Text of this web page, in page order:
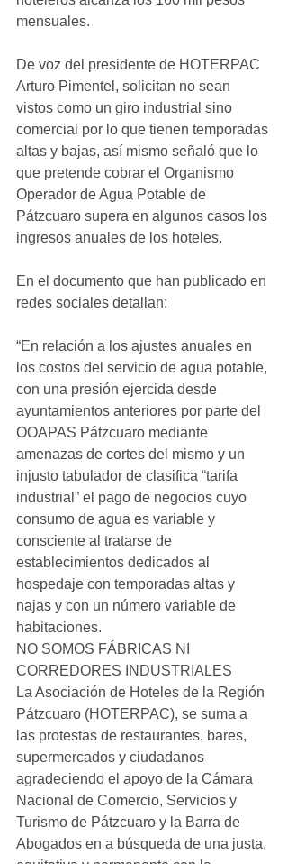
mensuales.
De voz del presidente de HOTERPAC
Arturo Pimentel, solicitan no sean
vistos como un giro industrial sino
comercial por lo que tienen temporadas
altas y bajas, así mismo señaló que lo
que pretende cobrar el Organismo
Operador de Agua Potable de
Pátzcuaro supera en algunos casos los
ingresos anuales de los hoteles.
En el documento que han publicado en
redes sociales detallan:
“En relación a los ajustes anuales en
los costos del servicio de agua potable,
con una presión ejercida desde
ayuntamientos anteriores por parte del
OOAPAS Pátzcuaro mediante
amenazas de cortes del mismo y un
injusto tabulador de clasifica “tarifa
industrial” el pago de negocios cuyo
consumo de agua es variable y
consciente al tratarse de
establecimientos dedicados al
hospedaje con temporadas altas y
najas y con un número variable de
habitaciones.
NO SOMOS FÁBRICAS NI
CORREDORES INDUSTRIALES
La Asociación de Hoteles de la Región
Pátzcuaro (HOTERPAC), se suma a
las protestas de restaurantes, bares,
supermercados y ciudadanos
agradeciendo el apoyo de la Cámara
Nacional de Comercio, Servicios y
Turismo de Pátzcuaro y la Barra de
Abogados en a búsqueda de una justa,